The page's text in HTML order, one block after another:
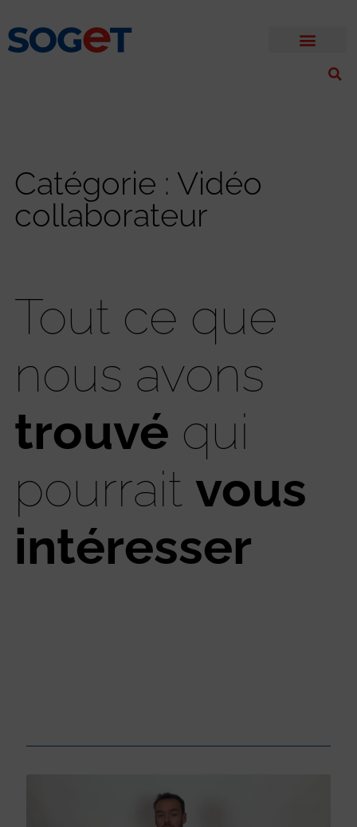
Catégorie : Vidéo
collaborateur
Tout ce que
nous avons
trouvé qui
pourrait vous
intéresser